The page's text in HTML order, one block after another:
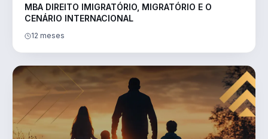
MBA DIREITO IMIGRATÓRIO, MIGRATÓRIO E O
CENÁRIO INTERNACIONAL
12 meses